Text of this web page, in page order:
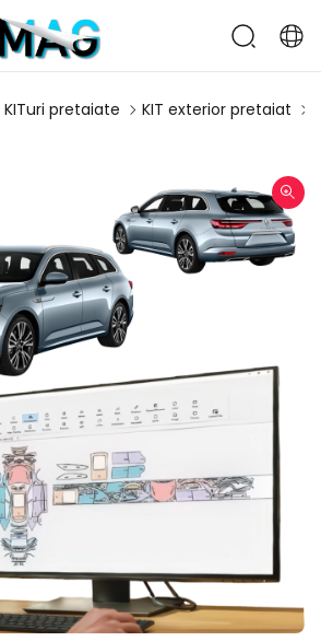
KITuri pretaiate KIT exterior pretaiat